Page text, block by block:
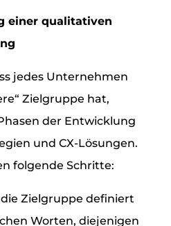
einer qualitativen
jedes Unternehmen
Zielgruppe hat,
der Entwicklung
und CX-Lösungen.
folgende Schritte:
Zielgruppe definiert
Worten, diejenigen